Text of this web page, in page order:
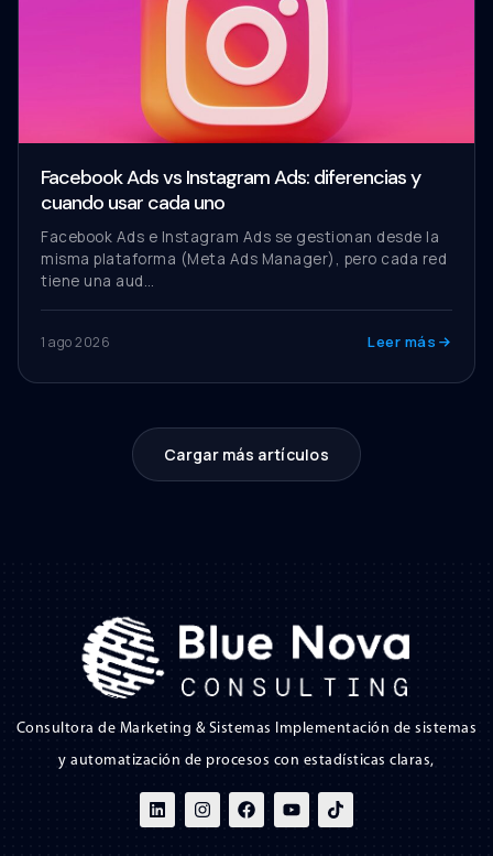
Facebook Ads vs Instagram Ads: diferencias y
cuando usar cada uno
Facebook Ads e Instagram Ads se gestionan desde la
misma plataforma (Meta Ads Manager), pero cada red
tiene una aud…
1 ago 2026 Leer más
Cargar más artículos
Consultora de Marketing & Sistemas Implementación de sistemas
y automatización de procesos con estadísticas claras,